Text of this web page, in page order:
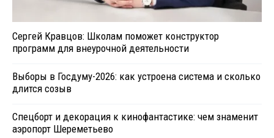
Сергей Кравцов: Школам поможет конструктор
программ для внеурочной деятельности
Выборы в Госдуму-2026: как устроена система и сколько
длится созыв
Спецборт и декорация к кинофантастике: чем знаменит
аэропорт Шереметьево